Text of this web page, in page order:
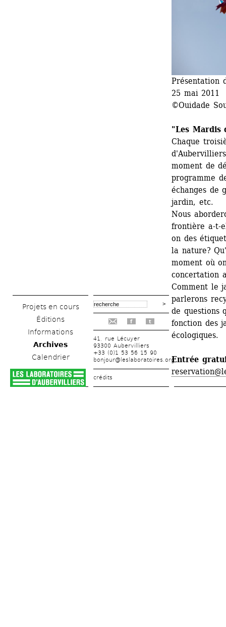
Projets en cours
Éditions
Informations
Archives
Calendrier
f t
41, rue Lécuyer
93300 Aubervilliers
+33 (0)1 53 56 15 90
bonjour@leslaboratoires.org
crédits
Présentation
25 mai 2011
©Ouidade
"Les Mardis
Chaque
moment de
programme
échanges de
jardin, etc.
Nous
frontière a-t-
on des
la nature?
moment où
concertation
Comment le
parlerons
de questions
fonction des
écologiques.
Entrée